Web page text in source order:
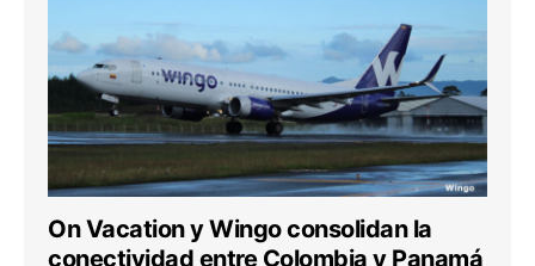
On Vacation y Wingo consolidan la
conectividad entre Colombia y Panamá